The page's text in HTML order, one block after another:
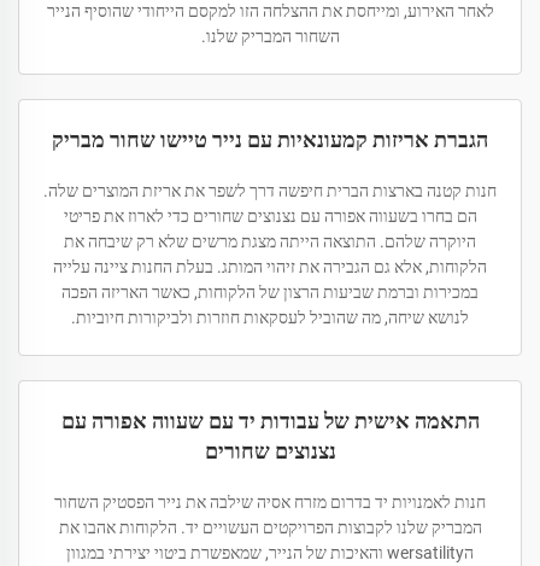
לאחר האירוע, ומייחסת את ההצלחה הזו למקסם הייחודי שהוסיף הנייר
השחור המבריק שלנו.
הגברת אריזות קמעונאיות עם נייר טיישו שחור מבריק
חנות קטנה בארצות הברית חיפשה דרך לשפר את אריזת המוצרים שלה.
הם בחרו בשעווה אפורה עם נצנוצים שחורים כדי לארוז את פריטי
היוקרה שלהם. התוצאה הייתה מצגת מרשים שלא רק שיבחה את
הלקוחות, אלא גם הגבירה את זיהוי המותג. בעלת החנות ציינה עלייה
במכירות וברמת שביעות הרצון של הלקוחות, כאשר האריזה הפכה
לנושא שיחה, מה שהוביל לעסקאות חוזרות ולביקורות חיוביות.
התאמה אישית של עבודות יד עם שעווה אפורה עם
נצנוצים שחורים
חנות לאמנויות יד בדרום מזרח אסיה שילבה את נייר הפסטיק השחור
המבריק שלנו לקבוצות הפרויקטים העשויים יד. הלקוחות אהבו את
הwersatility והאיכות של הנייר, שמאפשרת ביטוי יצירתי במגוון